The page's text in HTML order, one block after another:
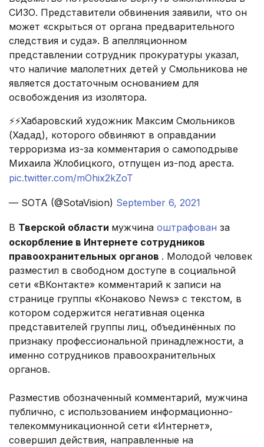
СИЗО. Представители обвинения заявили, что он
может «скрыться от органа предварительного
следствия и суда». В апелляционном
представлении сотрудник прокуратуры указал,
что наличие малолетних детей у Смольникова не
является достаточным основанием для
освобождения из изолятора.
⚡⚡Хабаровский художник Максим Смольников
(Хадад), которого обвиняют в оправдании
терроризма из-за комментария о самоподрыве
Михаила Жлобицкого, отпущен из-под ареста.
pic.twitter.com/mOhix2kZoT
— SOTA (@SotaVision) September 6, 2021
В Тверской области мужчина оштрафован за
оскорбление в Интернете сотрудников
правоохранительных органов . Молодой человек
разместил в свободном доступе в социальной
сети «ВКонтакте» комментарий к записи на
странице группы «Конаково News» с текстом, в
котором содержится негативная оценка
представителей группы лиц, объединённых по
признаку профессиональной принадлежности, а
именно сотрудников правоохранительных
органов.
Разместив обозначенный комментарий, мужчина
публично, с использованием информационно-
телекоммуникационной сети «Интернет»,
совершил действия, направленные на